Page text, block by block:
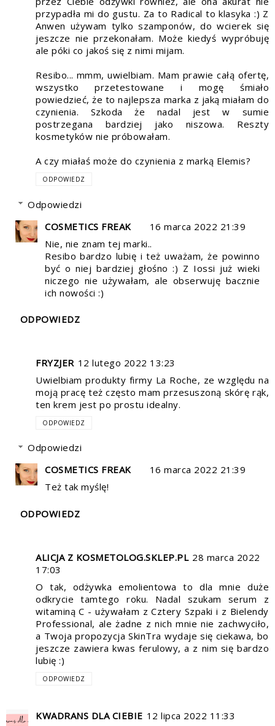
przypadła mi do gustu. Za to Radical to klasyka :) Z
Anwen używam tylko szamponów, do wcierek się
jeszcze nie przekonałam. Może kiedyś wypróbuję
ale póki co jakoś się z nimi mijam.
Resibo... mmm, uwielbiam. Mam prawie całą ofertę,
wszystko przetestowane i mogę śmiało
powiedzieć, że to najlepsza marka z jaką miałam do
czynienia. Szkoda że nadal jest w sumie
postrzegana bardziej jako niszowa. Reszty
kosmetyków nie próbowałam.
A czy miałaś może do czynienia z marką Elemis?
ODPOWIEDZ
Odpowiedzi
COSMETICS FREAK
16 marca 2022 21:39
Nie, nie znam tej marki..
Resibo bardzo lubię i też uważam, że powinno
być o niej bardziej głośno :) Z Iossi już wieki
niczego nie używałam, ale obserwuję bacznie
ich nowości :)
ODPOWIEDZ
FRYZJER 12 lutego 2022 13:23
Uwielbiam produkty firmy La Roche, ze względu na
moją pracę też często mam przesuszoną skórę rąk,
ten krem jest po prostu idealny.
ODPOWIEDZ
Odpowiedzi
COSMETICS FREAK
16 marca 2022 21:39
Też tak myślę!
ODPOWIEDZ
ALICJA Z KOSMETOLOG.SKLEP.PL 28 marca 2022
17:03
O tak, odżywka emolientowa to dla mnie duże
odkrycie tamtego roku. Nadal szukam serum z
witaminą C - używałam z Cztery Szpaki i z Bielendy
Professional, ale żadne z nich mnie nie zachwyciło,
a Twoja propozycja SkinTra wydaje się ciekawa, bo
jeszcze zawiera kwas ferulowy, a z nim się bardzo
lubię :)
ODPOWIEDZ
KWADRANS DLA CIEBIE 12 lipca 2022 11:33